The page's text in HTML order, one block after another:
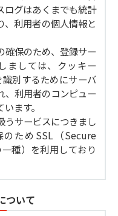
ログはあくまでも統計
、利用者の個人情報と
確保のため、登録サー
ましては、クッキー
識別するためにサーバ
、利用者のコンピュー
ます。
うサービスにつきまし
ためSSL（Secure
種）を利用しており
ついて